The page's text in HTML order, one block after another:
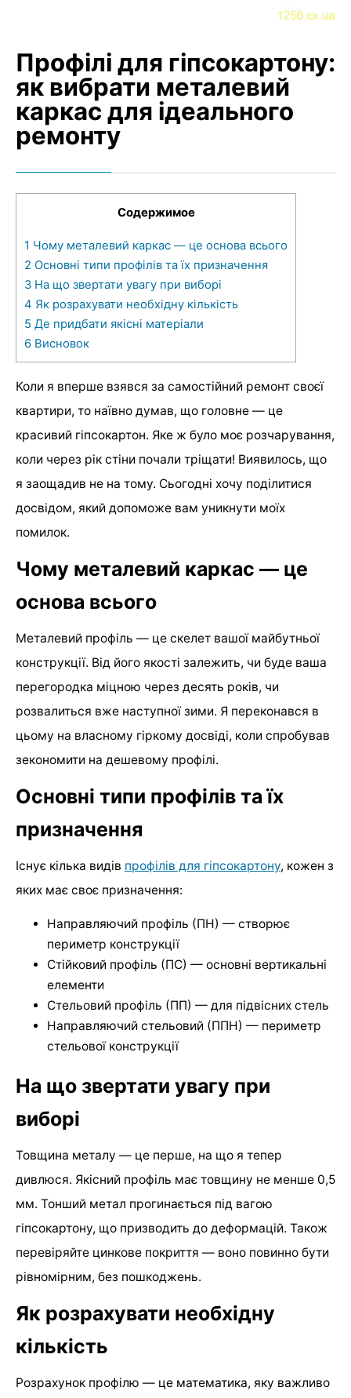
Профілі для гіпсокартону:
як вибрати металевий
каркас для ідеального
ремонту
Содержимое
1 Чому металевий каркас — це основа всього
2 Основні типи профілів та їх призначення
3 На що звертати увагу при виборі
4 Як розрахувати необхідну кількість
5 Де придбати якісні матеріали
6 Висновок
Коли я вперше взявся за самостійний ремонт своєї
квартири, то наївно думав, що головне — це
красивий гіпсокартон. Яке ж було моє розчарування,
коли через рік стіни почали тріщати! Виявилось, що
я заощадив не на тому. Сьогодні хочу поділитися
досвідом, який допоможе вам уникнути моїх
помилок.
Чому металевий каркас — це
основа всього
Металевий профіль — це скелет вашої майбутньої
конструкції. Від його якості залежить, чи буде ваша
перегородка міцною через десять років, чи
розвалиться вже наступної зими. Я переконався в
цьому на власному гіркому досвіді, коли спробував
зекономити на дешевому профілі.
Основні типи профілів та їх
призначення
Існує кілька видів профілів для гіпсокартону, кожен з
яких має своє призначення:
Направляючий профіль (ПН) — створює
периметр конструкції
Стійковий профіль (ПС) — основні вертикальні
елементи
Стельовий профіль (ПП) — для підвісних стель
Направляючий стельовий (ППН) — периметр
стельової конструкції
На що звертати увагу при
виборі
Товщина металу — це перше, на що я тепер
дивлюся. Якісний профіль має товщину не менше 0,5
мм. Тонший метал прогинається під вагою
гіпсокартону, що призводить до деформацій. Також
перевіряйте цинкове покриття — воно повинно бути
рівномірним, без пошкоджень.
Як розрахувати необхідну
кількість
Розрахунок профілю — це математика, яку важливо